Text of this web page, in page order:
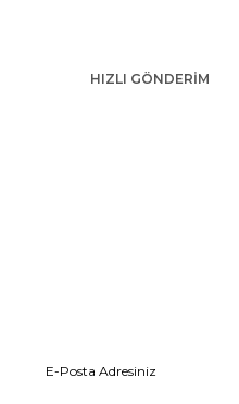
HIZLI GÖNDERİM